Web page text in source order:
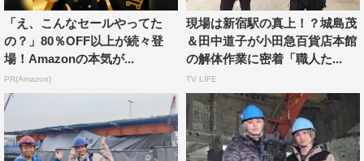
2024年9月25日（水）午後7時57分～8時42分
再放送：2024年10月1日（火）午前0時35分～1時20分
（月曜深夜）
「え、こんなセールやってた
の？」80％OFF以上が続々登
場！Amazonの本気が...
PR(Amazon)
現場は新宿駅の真上！？城島茂
＆田中道子が小田急百貨店本館
の解体作業に密着「職人た...
TV LIFE